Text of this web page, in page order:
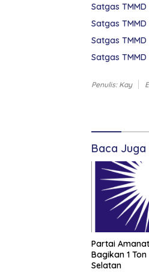
Satgas
Satgas
Satgas
Satgas
Kabupaten
Gratis
MBG
Penulis: Kay
Komentar
Baca Juga
Partai
Bagikan 1
Selatan